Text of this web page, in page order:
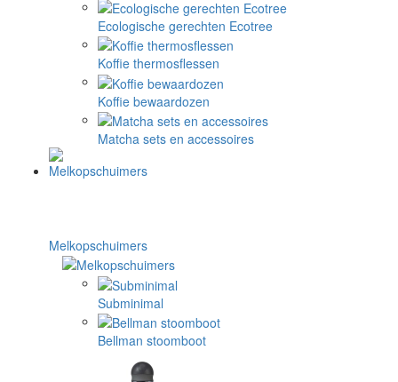
Ecologische gerechten Ecotree
Koffie thermosflessen
Koffie bewaardozen
Matcha sets en accessoires
Melkopschuimers
Subminimal
Bellman stoomboot